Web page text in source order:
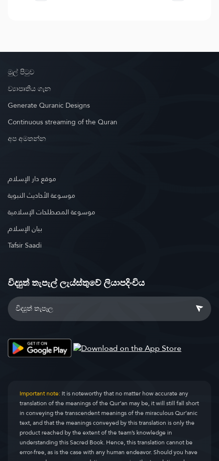
මුල් පිටුව
ව්‍යාපෘතිය ගැන
Generate Quranic Designs
Continuous streaming of the Quran
අප අමතන්න
موقع دار الإسلام
موسوعة الأحاديث النبوية
موسوعة المصطلحات الإسلامية
بيان الإسلام
Tafsir Saadi
විද්‍යුත් තැපැල් ලැය්ස්තුවේ ලියාපදිංචිය
Important note:It is noteworthy that no matter how accurate any
translation of the meanings of the Qur’an may be, it will still fall short
in conveying the transcendent meanings of the miraculous Qur’anic
text, and that the meanings conveyed by this translation is only the
product reached by the extent of the team’s knowledge in
understanding this Sacred Book. Hence, this translation cannot be
error-free, as is the case with any human endeavor. Should you have